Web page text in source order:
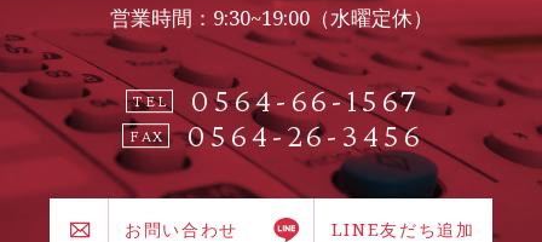
営業時間：9:30~19:00（水曜定休）
TEL 0564-66-1567
FAX 0564-26-3456
お問い合わせ LINE友だち追加